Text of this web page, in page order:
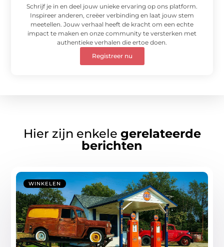
Schrijf je in en deel jouw unieke ervaring op ons platform.
Inspireer anderen, creëer verbinding en laat jouw stem
meetellen. Jouw verhaal heeft de kracht om een echte
impact te maken en onze community te versterken met
authentieke verhalen die ertoe doen.
Registreer nu
Hier zijn enkele gerelateerde
berichten
WINKELEN